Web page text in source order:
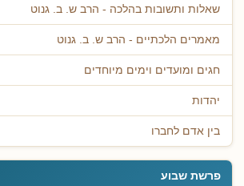
שאלות ותשובות בהלכה - הרב ש. ב. גנוט
מאמרים הלכתיים - הרב ש. ב. גנוט
חגים ומועדים וימים מיוחדים
יהדות
בין אדם לחברו
פרשת שבוע